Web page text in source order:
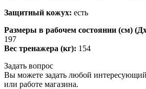
Защитный кожух: есть
Размеры в рабочем состоянии (см)
197
Вес тренажера (кг): 154
Задать вопрос
Вы можете задать любой
или работе магазина.